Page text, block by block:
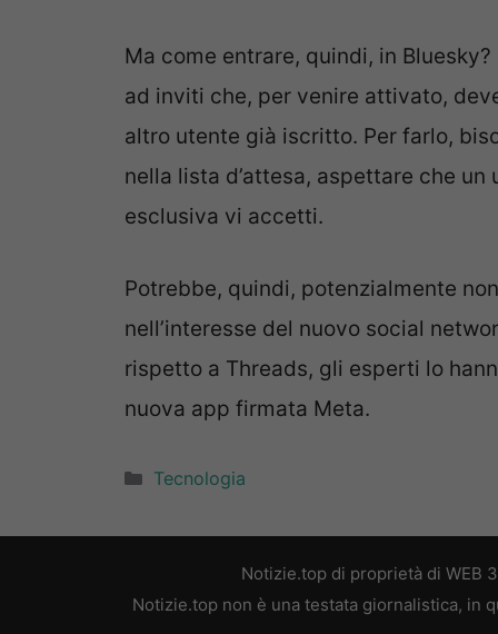
Ma come entrare, quindi, in
ad inviti che, per venire attivato,
altro utente già iscritto. Per farlo,
nella lista d’attesa, aspettare che
esclusiva vi accetti.
Potrebbe, quindi, potenzialmente
nell’interesse del nuovo social
rispetto a Threads, gli esperti lo
nuova app firmata Meta.
Categorie
Tecnologia
Notizie.top di proprietà di WEB
Notizie.top non è una testata giornalistica, in